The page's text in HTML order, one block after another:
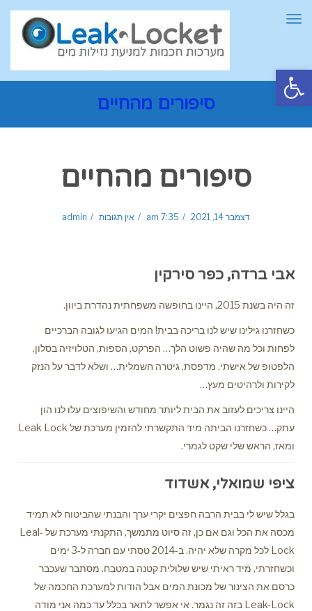
תפריט
סיפורים מהחיים
סיפורים מהחיים
דצמבר 14, 2021 7:35 am אין תגובות admin
אבי ברדה, כפר סירקין
זה היה בשנת 2015, היינו בחופשה משפחתית נהדרת ביוון.
כשחזרנו גילינו שיש לנו בריכה בבית! המים הגיעו לגובה הברכיים
לפחות וכל מה שהיה פשוט הלך… הפרקט, הספות, הטלויזיה בסלון,
הלפטופ של אישתי, מדפסת, גיטרה חשמלית… ושלא לדבר על הנזק
לקירות ולרהיטים מעץ…
היינו צריכים לעזוב את הבית ליותר מחודש והשיפוצים עלו לנו הון
עתק… כשחזרנו הביתה מיד התקשרתי להזמין מערכת של Leak Lock
ומאז, הראש שלי שקט לגמרי.
ציפי שמואלי, אשדוד
בגלל שיש לי בבית הרבה חפצים יקרי ערך והבנתי שהביטוח לא תמיד
מכסה את הכל וגם אם כן, זה סיוט מתמשך, התקנתי מערכת של Leal-
Lock לכל מקרה שלא יהיה. ב-2014 טסתי עם חברה ל-3 ימים
וכשחזרתי, מיד ראיתי שיש שלולית קטנה במטבח. מסתבר שעכבר
כרסם את הצינור של מכונת המים אבל הודות למערכת החכמה של
Leak-Lock בזה זה נגמר. אי אפשר לתאר בכלל עד כמה אני מודה
פתח סרגל נגישות